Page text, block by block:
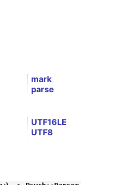
mark
parse
UTF16LE
UTF8